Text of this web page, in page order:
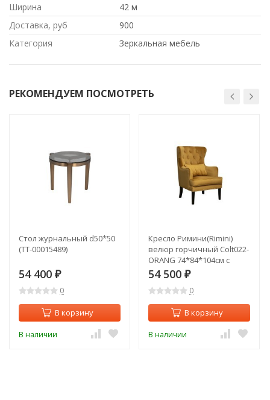
Ширина
42 м
Доставка, руб
900
Категория
Зеркальная мебель
РЕКОМЕНДУЕМ ПОСМОТРЕТЬ
Стол журнальный d50*50
(TT-00015489)
54 400 ₽
0
В корзину
В наличии
Кресло Римини(Rimini)
велюр горчичный Colt022-
ORANG 74*84*104см с
подушкой (TT-00011016)
54 500 ₽
0
В корзину
В наличии